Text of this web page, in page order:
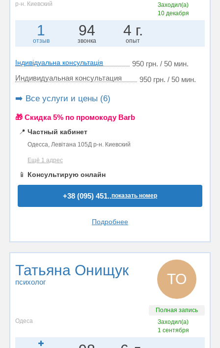
р-н. Киевский
Заходил(а)
10 декабря
1
отзыв
94
звонка
4 г.
опыт
Індивідуальна консультація
950 грн. / 50 мин.
Индивидуальная консультация
950 грн. / 50 мин.
➡️ Все услуги и цены (6)
🎁 Cкидка 5% по промокоду Barb
📍 Частный кабинет
Одесса, Левітана 105Д р-н. Киевский
Ещё 1 адрес
📱 Консультирую онлайн
+38 (095) 451..показать номер
Подробнее
Татьяна Онищук
психолог ТО
Полная запись
Одеса
Заходил(а)
1 сентября